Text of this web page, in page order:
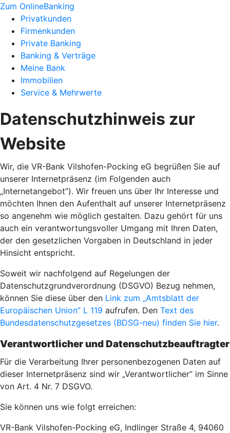
Zum OnlineBanking
Privatkunden
Firmenkunden
Private Banking
Banking & Verträge
Meine Bank
Immobilien
Service & Mehrwerte
Datenschutzhinweis zur
Website
Wir, die VR-Bank Vilshofen-Pocking eG begrüßen Sie auf
unserer Internetpräsenz (im Folgenden auch
„Internetangebot”). Wir freuen uns über Ihr Interesse und
möchten Ihnen den Aufenthalt auf unserer Internetpräsenz
so angenehm wie möglich gestalten. Dazu gehört für uns
auch ein verantwortungsvoller Umgang mit Ihren Daten,
der den gesetzlichen Vorgaben in Deutschland in jeder
Hinsicht entspricht.
Soweit wir nachfolgend auf Regelungen der
Datenschutzgrundverordnung (DSGVO) Bezug nehmen,
können Sie diese über den Link zum „Amtsblatt der
Europäischen Union” L 119 aufrufen. Den Text des
Bundesdatenschutzgesetzes (BDSG-neu) finden Sie hier.
Verantwortlicher und Datenschutzbeauftragter
Für die Verarbeitung Ihrer personenbezogenen Daten auf
dieser Internetpräsenz sind wir „Verantwortlicher” im Sinne
von Art. 4 Nr. 7 DSGVO.
Sie können uns wie folgt erreichen:
VR-Bank Vilshofen-Pocking eG, Indlinger Straße 4, 94060